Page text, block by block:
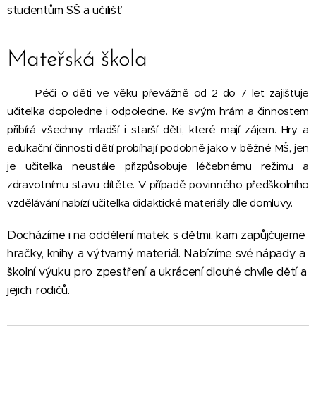
studentům SŠ a učilišť.
Mateřská škola
Péči o děti ve věku převážně od 2 do 7 let zajišťuje
učitelka dopoledne i odpoledne. Ke svým hrám a činnostem
přibírá všechny mladší i starší děti, které mají zájem. Hry a
edukační činnosti dětí probíhají podobně jako v běžné MŠ, jen
je učitelka neustále přizpůsobuje léčebnému režimu a
zdravotnímu stavu dítěte. V případě povinného předškolního
vzdělávání nabízí učitelka didaktické materiály dle domluvy.
Docházíme i na oddělení matek s dětmi, kam zapůjčujeme
hračky, knihy a výtvarný materiál. Nabízíme své nápady a
školní výuku pro zpestření a ukrácení dlouhé chvíle dětí a
jejich rodičů.